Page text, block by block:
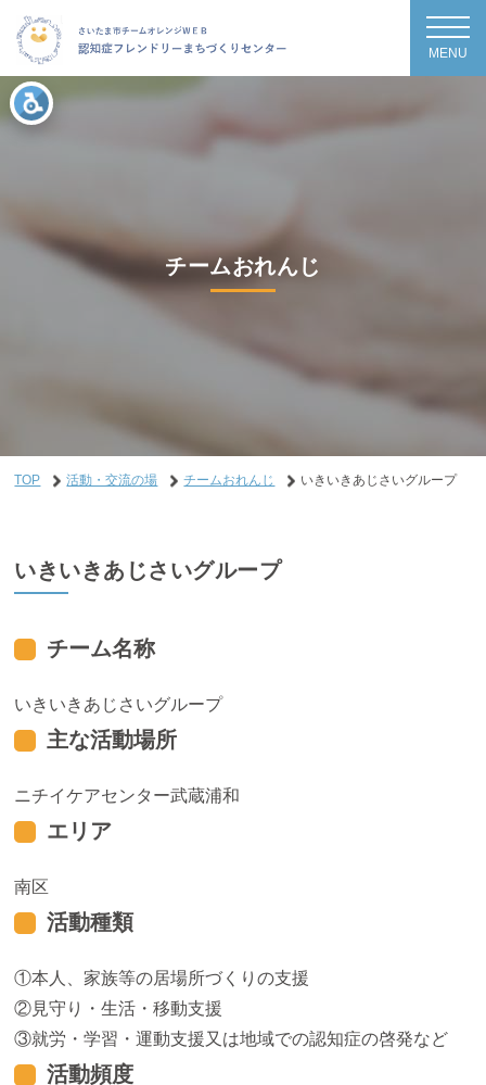
MENU
チームおれんじ
TOP 活動・交流の場 チームおれんじ いきいきあじさいグループ
いきいきあじさいグループ
チーム名称
いきいきあじさいグループ
主な活動場所
ニチイケアセンター武蔵浦和
エリア
南区
活動種類
本人、家族等の居場所づくりの支援
見守り・生活・移動支援
就労・学習・運動支援又は地域での認知症の啓発など
活動頻度